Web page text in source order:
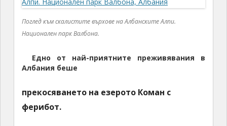
Поглед към скалистите върхове на Албанските Алпи.
Национален парк Валбона.
Едно от най-приятните преживявания в
Албания беше
прекосяването на езерото Коман с
ферибот.